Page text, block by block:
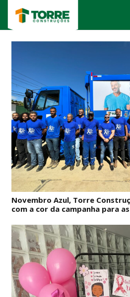
Novembro Azul, Torre
com a cor da campanha para